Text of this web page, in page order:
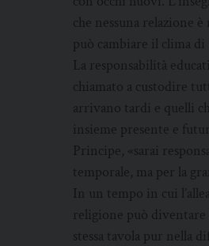
che nessuna relazione
può cambiare il clima di
La responsabilità
chiamato a custodire
arrivano tardi e quelli
insieme presente e
Principe, «sarai
temporale, ma per la
In un tempo in cui
religione può diventare
stessa tavola pur nella